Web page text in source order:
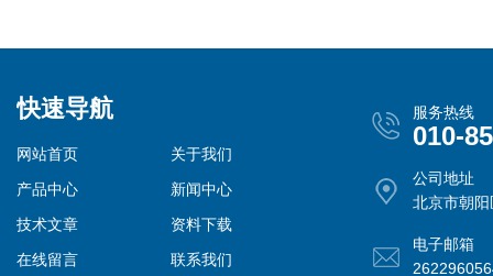
快速导航
网站首页
关于我们
产品中心
新闻中心
技术文章
资料下载
在线留言
联系我们
服务热线
010-
公司地址
北京市朝
电子邮箱